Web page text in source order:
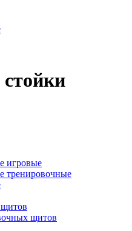
игровые
тренировочные
щитов